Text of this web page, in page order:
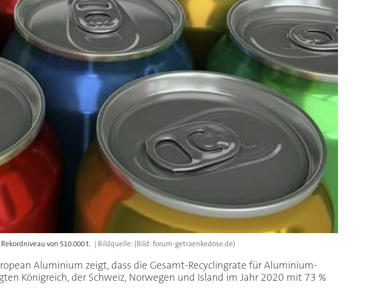
von 510.000 t. (Bild: forum-getraenkedose.de)
Aluminium zeigt, dass die Gesamt-Recyclingrate für Aluminium-
Königreich, der Schweiz, Norwegen und Island im Jahr 2020 mit 73 %